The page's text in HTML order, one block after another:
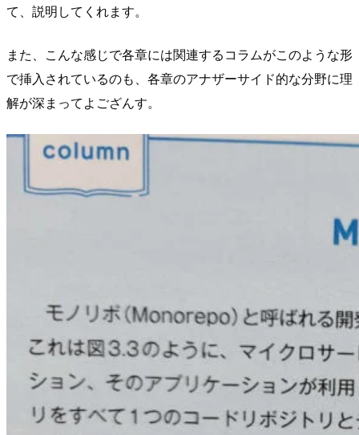
て、説明してくれます。
また、こんな感じで各章には関連するコラムがこのような形
で挿入されているのも、各章のアナザーサイド的な分野に理
解が深まってよござんす。